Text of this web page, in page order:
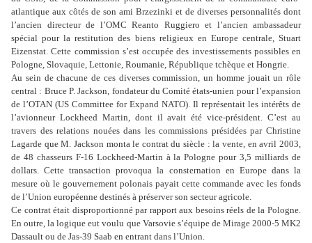
atlantique aux côtés de son ami Brzezinki et de diverses personnalités dont
l’ancien directeur de l’OMC Reanto Ruggiero et l’ancien ambassadeur
spécial pour la restitution des biens religieux en Europe centrale, Stuart
Eizenstat. Cette commission s’est occupée des investissements possibles en
Pologne, Slovaquie, Lettonie, Roumanie, République tchèque et Hongrie.
Au sein de chacune de ces diverses commission, un homme jouait un rôle
central : Bruce P. Jackson, fondateur du Comité états-unien pour l’expansion
de l’OTAN (US Committee for Expand NATO). Il représentait les intérêts de
l’avionneur Lockheed Martin, dont il avait été vice-président. C’est au
travers des relations nouées dans les commissions présidées par Christine
Lagarde que M. Jackson monta le contrat du siècle : la vente, en avril 2003,
de 48 chasseurs F-16 Lockheed-Martin à la Pologne pour 3,5 milliards de
dollars. Cette transaction provoqua la consternation en Europe dans la
mesure où le gouvernement polonais payait cette commande avec les fonds
de l’Union européenne destinés à préserver son secteur agricole.
Ce contrat était disproportionné par rapport aux besoins réels de la Pologne.
En outre, la logique eut voulu que Varsovie s’équipe de Mirage 2000-5 MK2
Dassault ou de Jas-39 Saab en entrant dans l’Union.